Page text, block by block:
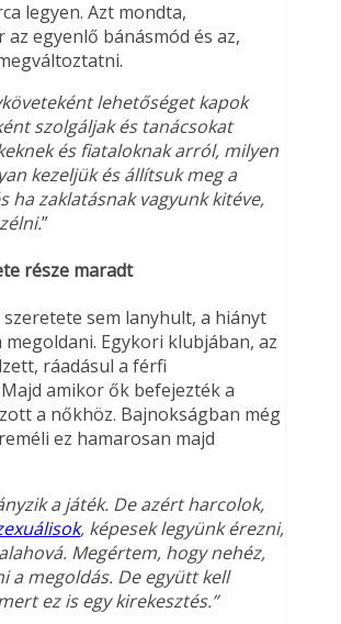
legyen. Azt mondta,
egyenlő bánásmód és az,
lehetőséget kapok
szolgáljak és tanácsokat
és fiataloknak arról, milyen
kezeljük és állítsuk meg a
ha zaklatásnak vagyunk kitéve,
”
része maradt
sem lanyhult, a hiányt
Egykori klubjában, az
ráadásul a férfi
amikor ők befejezték a
a nőkhöz. Bajnokságban még
ez hamarosan majd
a játék. De azért harcolok,
, képesek legyünk érezni,
Megértem, hogy nehéz,
a megoldás. De együtt kell
ez is egy kirekesztés.”